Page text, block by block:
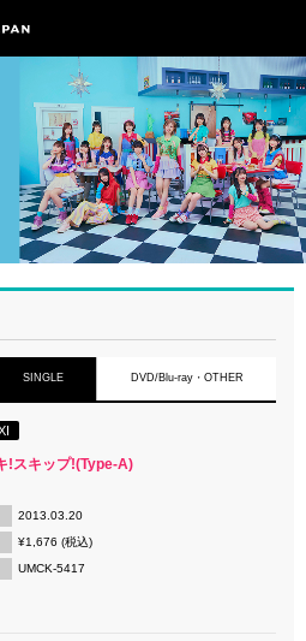
SINGLE DVD/Blu-ray・OTHER
!スキップ!(Type-A)
2013.03.20
¥1,676 (税込)
UMCK-5417